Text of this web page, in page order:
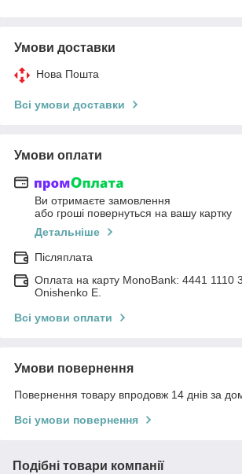
Умови доставки
Нова Пошта
Всі умови доставки
Умови оплати
Ви отримаєте замовлення
або гроші повернуться на вашу картку
Детальніше
Післяплата
Оплата на карту MonoBank: 4441 1110
Onishenko E.
Всі умови оплати
Умови повернення
Повернення товару впродовж 14 днів за
Всі умови повернення
Подібні товари компанії